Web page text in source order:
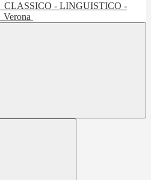
CLASSICO - LINGUISTICO -
Verona